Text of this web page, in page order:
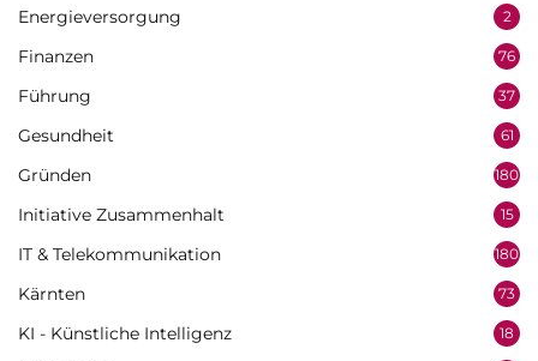
Energieversorgung 2
Finanzen 76
Führung 37
Gesundheit 61
Gründen 180
Initiative Zusammenhalt 15
IT & Telekommunikation 180
Kärnten 73
KI - Künstliche Intelligenz 18